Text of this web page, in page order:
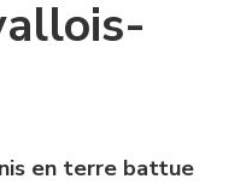
en terre battue